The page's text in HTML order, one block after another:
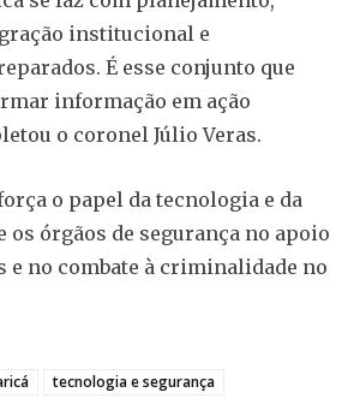
institucional e
É esse conjunto que
informação em ação
o coronel Júlio Veras.
o papel da tecnologia e da
os órgãos de segurança no apoio
e no combate à criminalidade no
tecnologia e segurança